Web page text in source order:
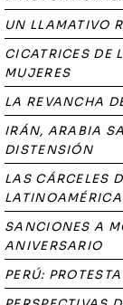
UN LLAMATIVO
CICATRICES DE
MUJERES
LA REVANCHA
IRÁN, ARABIA
DISTENSIÓN
LAS CÁRCELES
LATINOAMÉRICA
SANCIONES A
ANIVERSARIO
PERÚ: